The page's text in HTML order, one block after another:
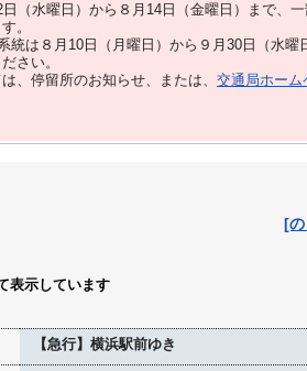
（水曜日）から８⽉14⽇（金曜日）まで、
。
は８月10日（月曜日）から９月30日（水曜
さい。
、停留所のお知らせ、または、 交通局ホーム
[の
表示しています
【急行】横浜駅前ゆき